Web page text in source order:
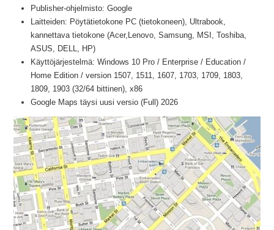
Publisher-ohjelmisto: Google
Laitteiden: Pöytätietokone PC (tietokoneen), Ultrabook,
kannettava tietokone (Acer,Lenovo, Samsung, MSI, Toshiba,
ASUS, DELL, HP)
Käyttöjärjestelmä: Windows 10 Pro / Enterprise / Education /
Home Edition / version 1507, 1511, 1607, 1703, 1709, 1803,
1809, 1903 (32/64 bittinen), x86
Google Maps täysi uusi versio (Full) 2026